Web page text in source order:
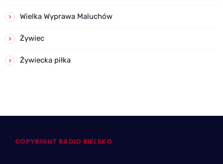
Wielka Wyprawa Maluchów
Żywiec
Żywiecka piłka
COPYRIGHT RADIO BIELSKO